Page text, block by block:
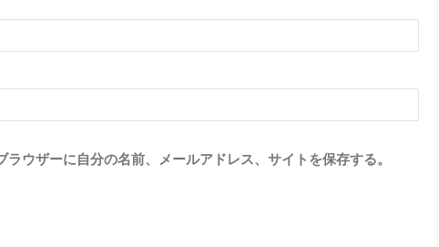
ウザーに自分の名前、メールアドレス、サイトを保存する。